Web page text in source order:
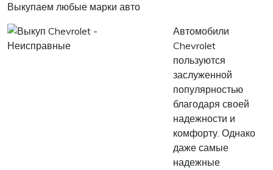
Выкупаем любые марки авто
Автомобили
Chevrolet
пользуются
заслуженной
популярностью
благодаря своей
надежности и
комфорту. Однако
даже самые
надежные